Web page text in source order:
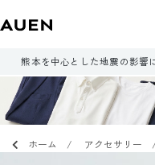
熊本を中心とした地震の影響
ホーム アクセサリー